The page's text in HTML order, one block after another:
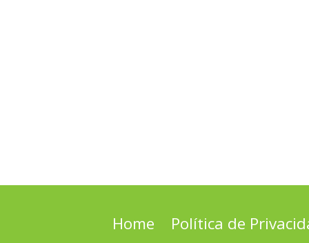
Home Política de